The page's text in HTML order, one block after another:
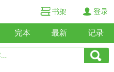
书架 登录
完本 最新 记录